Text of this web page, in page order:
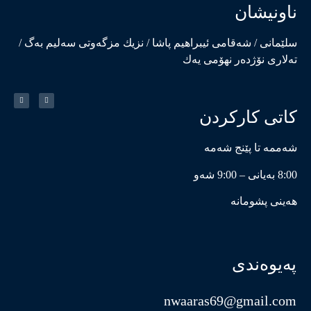
ناونیشان
سلێمانی / شەقامی ئیبراهیم پاشا / نزیك مزگەوتی سەلیم بەگ /
تەلاری نۆژدەر نهۆمی یەك
کاتی کارکردن
شەممە تا پێنج شەمە
8:00 بەیانی – 9:00 شەو
هەینی پشومانە
پەیوەندی
nwaaras69@gmail.com